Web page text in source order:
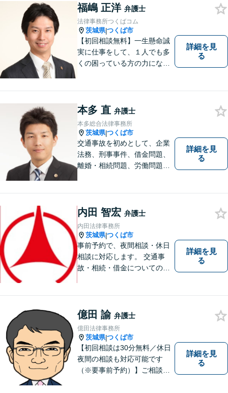
福嶋 正洋 弁護士
法律事務所つくばコム
茨城県|つくば市
【初回相談無料】一生懸命誠
実に仕事をして、１人でも多
くの困っている方の力にな
事案かどうかも含め、私が親
切・丁寧にご対応致します。
ぜひご相談ください。
詳細を見
る
本多 直 弁護士
本多総合法律事務所
茨城県|つくば市
交通事故を初めとして、企業
法務、刑事事件、借金問題、
離婚・相続問題、労働問題そ
実・迅速・丁寧な事件処理を
心掛けています。
詳細を見
る
内田 智宏 弁護士
内田法律事務所
茨城県|つくば市
事前予約で、夜間相談・休日
相談に対応します。 交通事
故・相続・借金についてのご
詳細を見
る
億田 諭 弁護士
億田法律事務所
茨城県|つくば市
【初回相談は30分無料／休日
夜間の相談も対応可能です
（※要事前予約）】ご相談、
詳細を見
る